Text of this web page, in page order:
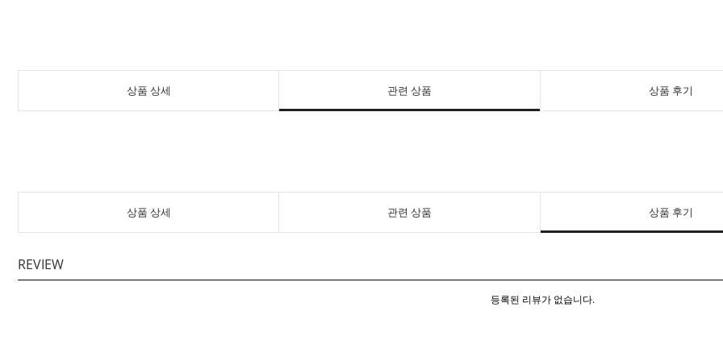
상품 상세 관련 상품 상품 후기
상품 상세 관련 상품 상품 후기
REVIEW
등록된 리뷰가 없습니다.